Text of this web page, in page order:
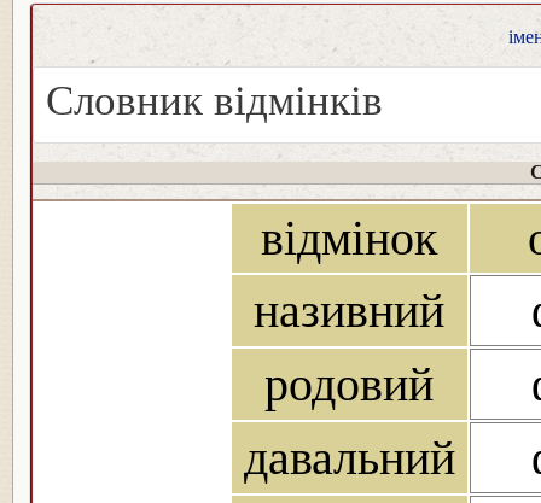
Словник відмінків
відмінок
називний
родовий
давальний